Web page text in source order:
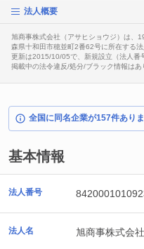
法人概要
旭商事株式会社（アサヒショウジ）は、
森県十和田市穂並町2番62号に所在する
更新は2015/10/05で、新規設立（法人番
掲載中の法令違反/処分/ブラック情報はあ
全国に同名企業が157件ありま
基本情報
法人番号
法人名 旭商事株式会社